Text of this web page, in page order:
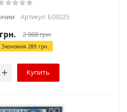
Артикул: Б09225
грн. 2 888грн.
Экономия 289 грн.
Купить